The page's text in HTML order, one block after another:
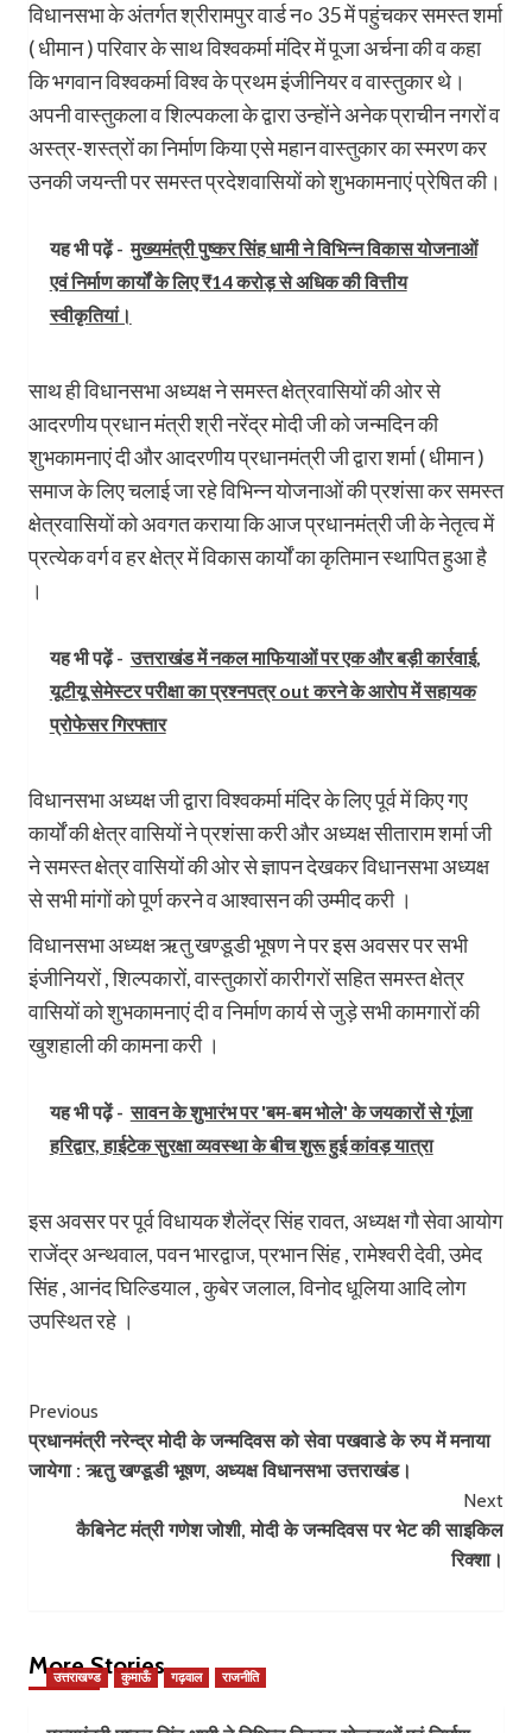
विधानसभा के अंतर्गत श्रीरामपुर वार्ड न० 35 में पहुंचकर समस्त शर्मा
( धीमान ) परिवार के साथ विश्वकर्मा मंदिर में पूजा अर्चना की व कहा
कि भगवान विश्वकर्मा विश्व के प्रथम इंजीनियर व वास्तुकार थे।
अपनी वास्तुकला व शिल्पकला के द्वारा उन्होंने अनेक प्राचीन नगरों व
अस्त्र-शस्त्रों का निर्माण किया एसे महान वास्तुकार का स्मरण कर
उनकी जयन्ती पर समस्त प्रदेशवासियों को शुभकामनाएं प्रेषित की।
यह भी पढ़ें - मुख्यमंत्री पुष्कर सिंह धामी ने विभिन्न विकास योजनाओं
एवं निर्माण कार्यों के लिए ₹14 करोड़ से अधिक की वित्तीय
स्वीकृतियां।
साथ ही विधानसभा अध्यक्ष ने समस्त क्षेत्रवासियों की ओर से
आदरणीय प्रधान मंत्री श्री नरेंद्र मोदी जी को जन्मदिन की
शुभकामनाएं दी और आदरणीय प्रधानमंत्री जी द्वारा शर्मा ( धीमान )
समाज के लिए चलाई जा रहे विभिन्न योजनाओं की प्रशंसा कर समस्त
क्षेत्रवासियों को अवगत कराया कि आज प्रधानमंत्री जी के नेतृत्व में
प्रत्येक वर्ग व हर क्षेत्र में विकास कार्यों का कृतिमान स्थापित हुआ है
।
यह भी पढ़ें - उत्तराखंड में नकल माफियाओं पर एक और बड़ी कार्रवाई,
यूटीयू सेमेस्टर परीक्षा का प्रश्नपत्र out करने के आरोप में सहायक
प्रोफेसर गिरफ्तार
विधानसभा अध्यक्ष जी द्वारा विश्वकर्मा मंदिर के लिए पूर्व में किए गए
कार्यों की क्षेत्र वासियों ने प्रशंसा करी और अध्यक्ष सीताराम शर्मा जी
ने समस्त क्षेत्र वासियों की ओर से ज्ञापन देखकर विधानसभा अध्यक्ष
से सभी मांगों को पूर्ण करने व आश्वासन की उम्मीद करी ।
विधानसभा अध्यक्ष ऋतु खण्डूडी भूषण ने पर इस अवसर पर सभी
इंजीनियरों , शिल्पकारों, वास्तुकारों कारीगरों सहित समस्त क्षेत्र
वासियों को शुभकामनाएं दी व निर्माण कार्य से जुड़े सभी कामगारों की
खुशहाली की कामना करी ।
यह भी पढ़ें - सावन के शुभारंभ पर 'बम-बम भोले' के जयकारों से गूंजा
हरिद्वार, हाईटेक सुरक्षा व्यवस्था के बीच शुरू हुई कांवड़ यात्रा
इस अवसर पर पूर्व विधायक शैलेंद्र सिंह रावत, अध्यक्ष गौ सेवा आयोग
राजेंद्र अन्थवाल, पवन भारद्वाज, प्रभान सिंह , रामेश्वरी देवी, उमेद
सिंह , आनंद घिल्डियाल , कुबेर जलाल, विनोद धूलिया आदि लोग
उपस्थित रहे ।
Post
Navigation
Previous
प्रधानमंत्री नरेन्द्र मोदी के जन्मदिवस को सेवा पखवाडे के रुप में मनाया
जायेगा : ऋतु खण्डूडी भूषण, अध्यक्ष विधानसभा उत्तराखंड।
Next
कैबिनेट मंत्री गणेश जोशी, मोदी के जन्मदिवस पर भेट की साइकिल
रिक्शा।
More Stories
उत्तराखण्ड कुमाऊँ गढ़वाल राजनीति